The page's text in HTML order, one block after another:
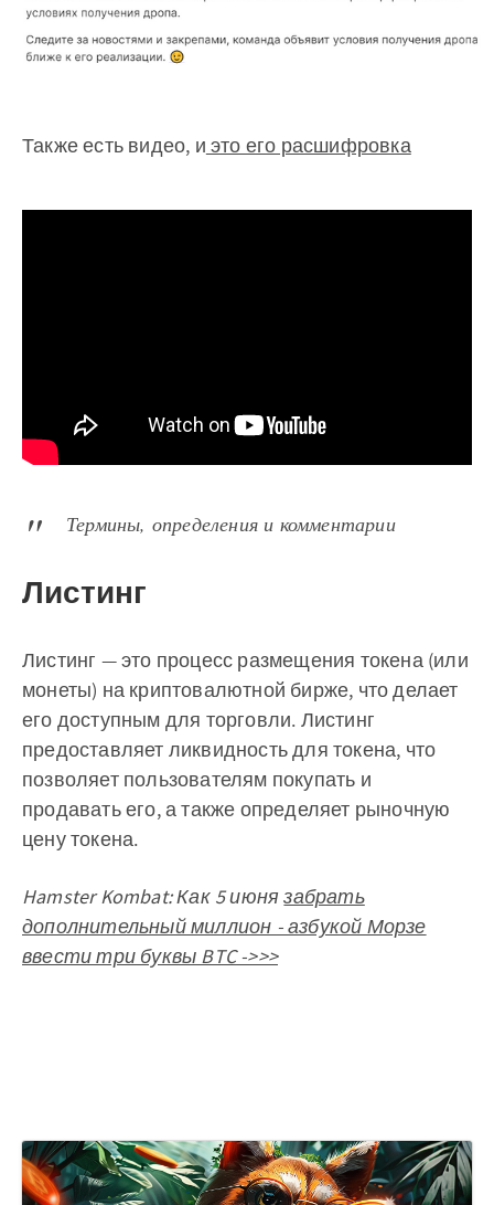
Также есть видео, и это его расшифровка
Термины, определения и комментарии
Листинг
Листинг — это процесс размещения токена (или
монеты) на криптовалютной бирже, что делает
его доступным для торговли. Листинг
предоставляет ликвидность для токена, что
позволяет пользователям покупать и
продавать его, а также определяет рыночную
цену токена.
Hamster Kombat: Как 5 июнязабрать
дополнительный миллион - азбукой Морзе
ввести три буквы BTC ->>>